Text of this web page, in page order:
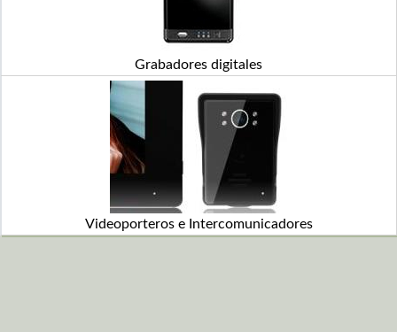
Grabadores digitales
Videoporteros e Intercomunicadores